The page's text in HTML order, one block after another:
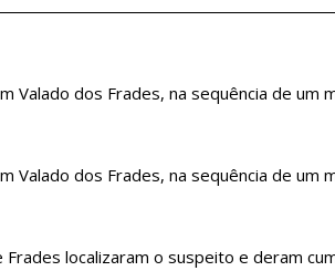
dos Frades, na sequência de um
dos Frades, na sequência de um
localizaram o suspeito e deram